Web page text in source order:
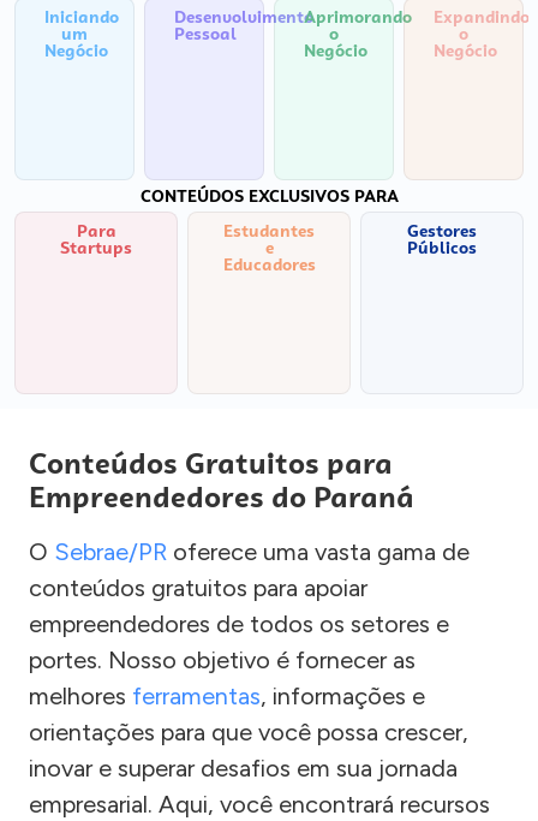
Iniciando
um
Negócio
Desenvolvimento
Pessoal
Aprimorando
o
Negócio
Expandindo
o
Negócio
CONTEÚDOS EXCLUSIVOS PARA
Para
Startups
Estudantes
e
Educadores
Gestores
Públicos
Conteúdos Gratuitos para
Empreendedores do Paraná
O Sebrae/PR oferece uma vasta gama de
conteúdos gratuitos para apoiar
empreendedores de todos os setores e
portes. Nosso objetivo é fornecer as
melhores ferramentas, informações e
orientações para que você possa crescer,
inovar e superar desafios em sua jornada
empresarial. Aqui, você encontrará recursos